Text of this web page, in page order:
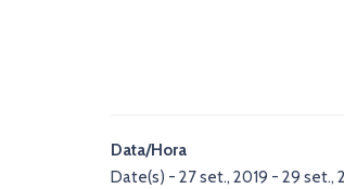
Data/Hora
Date(s) - 27 set., 2019 - 29 set.,